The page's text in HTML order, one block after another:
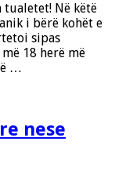
tualetet! Në këtë
i bërë kohët e
sipas
18 herë më
…
nese